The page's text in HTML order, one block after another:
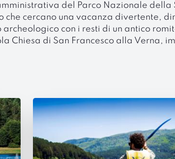
del Parco Nazionale della
cercano una vacanza divertente,
con i resti di un antico
Chiesa di San Francesco alla Verna,